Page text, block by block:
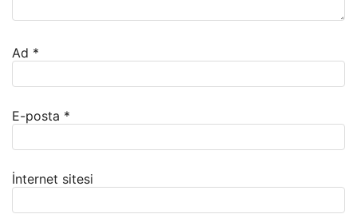
Ad *
E-posta *
İnternet sitesi